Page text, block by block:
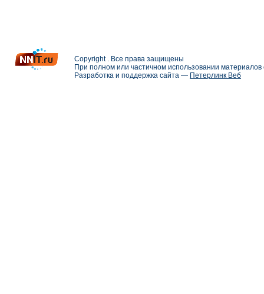
Copyright . Все права защищены
При полном или частичном использовании
Разработка и поддержка сайта — Петерлинк Веб